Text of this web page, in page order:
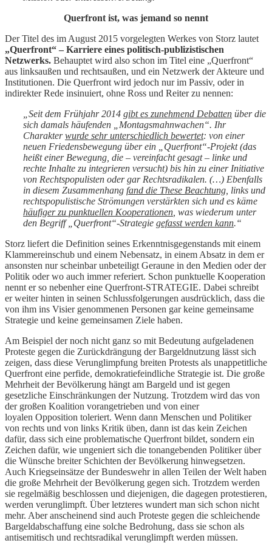
Querfront ist, was jemand so nennt
Der Titel des im August 2015 vorgelegten Werkes von Storz lautet
„Querfront“ – Karriere eines politisch-publizistischen
Netzwerks. Behauptet wird also schon im Titel eine „Querfront“
aus linksaußen und rechtsaußen, und ein Netzwerk der Akteure und
Institutionen. Die Querfront wird jedoch nur im Passiv, oder in
indirekter Rede insinuiert, ohne Ross und Reiter zu nennen:
„Seit dem Frühjahr 2014 gibt es zunehmend Debatten über die
sich damals häufenden „Montagsmahnwachen“. Ihr
Charakterwurde sehr unterschiedlich bewertet: von einer
neuen Friedensbewegung über ein „Querfront“-Projekt (das
heißt einer Bewegung, die – vereinfacht gesagt – linke und
rechte Inhalte zu integrieren versucht) bis hin zu einer Initiative
von Rechtspopulisten oder gar Rechtsradikalen. (…) Ebenfalls
in diesem Zusammenhang fand die These Beachtung , links und
rechtspopulistische Strömungen verstärkten sich und es käme
häufiger zu punktuellen Kooperationen , was wiederum unter
den Begriff „Querfront“-Strategie gefasst werden kann.“
Storz liefert die Definition seines Erkenntnisgegenstands mit einem
Klammereinschub und einem Nebensatz, in einem Absatz in dem er
ansonsten nur scheinbar unbeteiligt Geraune in den Medien oder der
Politik oder wo auch immer referiert. Schon punktuelle Kooperation
nennt er so nebenher eine Querfront-STRATEGIE. Dabei schreibt
er weiter hinten in seinen Schlussfolgerungen ausdrücklich, dass die
von ihm ins Visier genommenen Personen gar keine gemeinsame
Strategie und keine gemeinsamen Ziele haben.
Am Beispiel der noch nicht ganz so mit Bedeutung aufgeladenen
Proteste gegen die Zurückdrängung der Bargeldnutzung lässt sich
zeigen, dass diese Verunglimpfung breiten Protests als unappetitliche
Querfront eine perfide, demokratiefeindliche Strategie ist. Die große
Mehrheit der Bevölkerung hängt am Bargeld und ist gegen
gesetzliche Einschränkungen der Nutzung. Trotzdem wird das von
der großen Koalition vorangetrieben und von einer
loyalen Opposition toleriert. Wenn dann Menschen und Politiker
von rechts und von links Kritik üben, dann ist das kein Zeichen
dafür, dass sich eine problematische Querfront bildet, sondern ein
Zeichen dafür, wie ungeniert sich die tonangebenden Politiker über
die Wünsche breiter Schichten der Bevölkerung hinwegsetzen.
Auch Kriegseinsätze der Bundeswehr in allen Teilen der Welt haben
die große Mehrheit der Bevölkerung gegen sich. Trotzdem werden
sie regelmäßig beschlossen und diejenigen, die dagegen protestieren,
werden verunglimpft. Über letzteres wundert man sich schon nicht
mehr. Aber anscheinend sind auch Proteste gegen die schleichende
Bargeldabschaffung eine solche Bedrohung, dass sie schon als
antisemitisch und rechtsradikal verunglimpft werden müssen.